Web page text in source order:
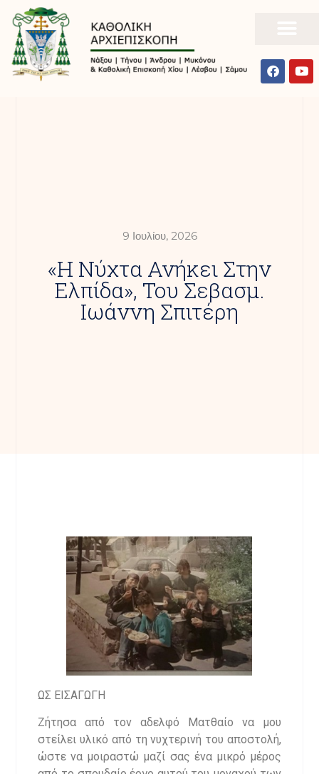
9 Ιουλίου, 2026
«Η Νύχτα Ανήκει Στην
Ελπίδα», Του Σεβασμ.
Ιωάννη Σπιτέρη
ΩΣ ΕΙΣΑΓΩΓΗ
Ζήτησα από τον αδελφό Ματθαίο να μου
στείλει υλικό από τη νυχτερινή του αποστολή,
ώστε να μοιραστώ μαζί σας ένα μικρό μέρος